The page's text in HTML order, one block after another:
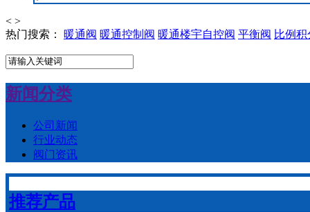
< >
热门搜索： 暖通阀 暖通控制阀 暖通楼宇自控阀 平衡阀 比例积
新闻分类
公司新闻
行业动态
阀门资讯
推荐产品